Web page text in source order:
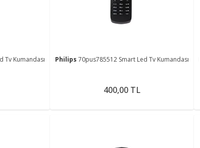
Tv Kumandası Philips70pus785512 Smart Led Tv Kumandası
400,00 TL